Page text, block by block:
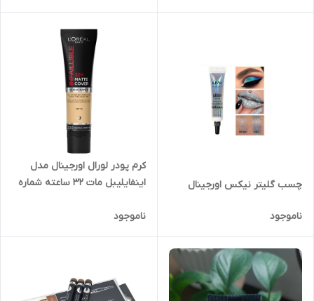
چسب گلیتر نیکس اورجینال
ناموجود
کرم پودر لورال اورجینال مدل
اینفایلیبل مات 32 ساعته شماره
ناموجود